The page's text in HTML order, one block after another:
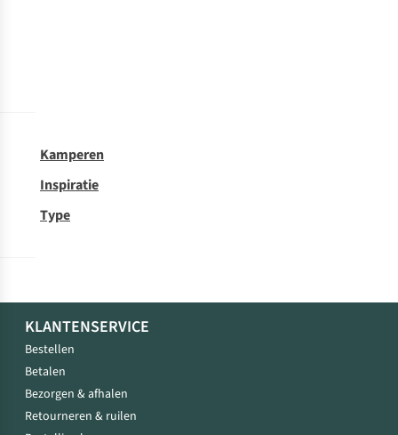
Kamperen
Inspiratie
Type
KLANTENSERVICE
Bestellen
Betalen
Bezorgen & afhalen
Retourneren & ruilen